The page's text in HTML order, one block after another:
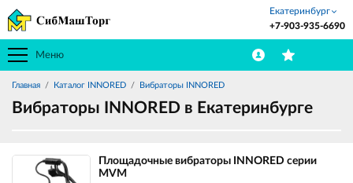
Меню
Екатеринбург
+7-903-935-6690
Главная Каталог INNORED Вибраторы INNORED
Вибраторы INNORED в Екатеринбурге
Площадочные вибраторы INNORED серии
MVM